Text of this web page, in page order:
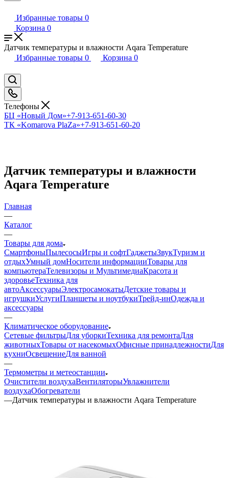
Избранные товары 0
Корзина 0
Датчик температуры и влажности Aqara Temperature
Избранные товары 0 Корзина 0
Телефоны
БЦ «Новый Дом»+7-913-651-60-30
ТК «Komarova PlaZa»+7-913-651-60-20
Датчик температуры и влажности
Aqara Temperature
Главная
—
Каталог
—
Товары для дома
СмартфоныПылесосыИгры и софтГаджетыЗвукТуризм и
отдыхУмный домНосители информацииТовары для
компьютераТелевизоры и МультимедиаКрасота и
здоровьеТехника для
автоАксессуарыЭлектросамокатыДетские товары и
игрушкиУслугиПланшеты и ноутбукиТрейд-инОдежда и
аксессуары
—
Климатическое оборудование
Сетевые фильтрыДля уборкиТехника для ремонтаДля
животныхТовары от насекомыхОфисные принадлежностиДля
кухниОсвещениеДля ванной
—
Термометры и метеостанции
Очистители воздухаВентиляторыУвлажнители
воздухаОбогреватели
—Датчик температуры и влажности Aqara Temperature